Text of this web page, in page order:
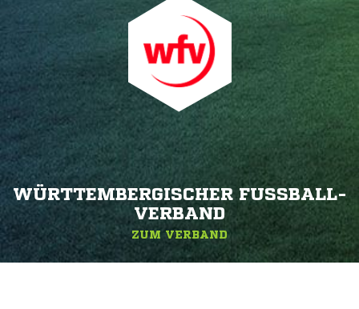
WÜRTTEMBERGISCHER FUSSBALL-V
ERBAND
ZUM VERBAND